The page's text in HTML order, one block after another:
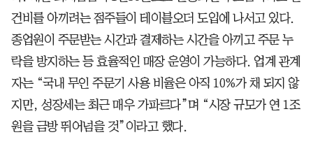
건비를 아끼려는 점주들이 테이블오더 도입에 나서고 있다.
종업원이 주문받는 시간과 결제하는 시간을 아끼고 주문 누
락을 방지하는 등 효율적인 매장 운영이 가능하다. 업계 관계
자는 “국내 무인 주문기 사용 비율은 아직 10%가 채 되지 않
지만, 성장세는 최근 매우 가파르다”며 “시장 규모가 연 1조
원을 금방 뛰어넘을 것”이라고 했다.